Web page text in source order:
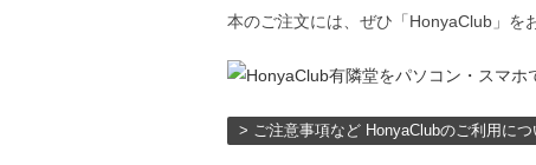
本のご注文には、ぜひ「HonyaClub」を
> ご注意事項など HonyaClubのご利用に